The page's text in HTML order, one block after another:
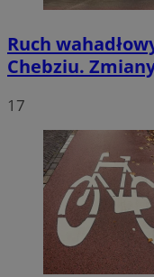
Ruch
Chebziu.
17